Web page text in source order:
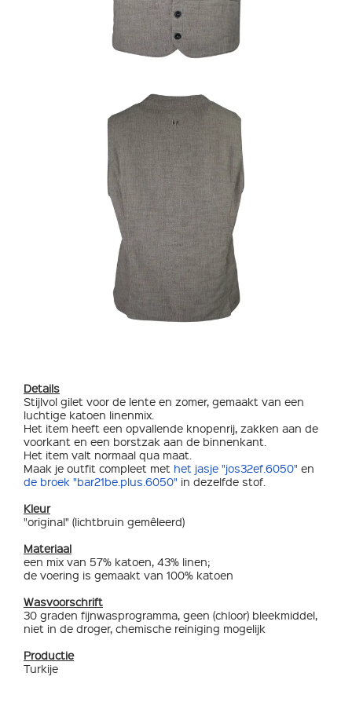
Details
Stijlvol gilet voor de lente en zomer, gemaakt van een
luchtige katoen linenmix.
Het item heeft een opvallende knopenrij, zakken aan de
voorkant en een borstzak aan de binnenkant.
Het item valt normaal qua maat.
Maak je outfit compleet met het jasje "jos32ef.6050" en
de broek "bar21be.plus.6050" in dezelfde stof.
Kleur
"original" (lichtbruin gemêleerd)
Materiaal
een mix van 57% katoen, 43% linen;
de voering is gemaakt van 100% katoen
Wasvoorschrift
30 graden fijnwasprogramma, geen (chloor) bleekmiddel,
niet in de droger, chemische reiniging mogelijk
Productie
Turkije